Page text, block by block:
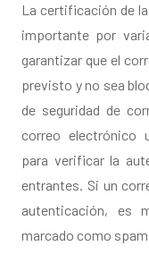
La certificación de
importante por
garantizar que el
previsto y no sea
de seguridad de
correo electrónico
para verificar la
entrantes. Si un
autenticación, es
marcado como